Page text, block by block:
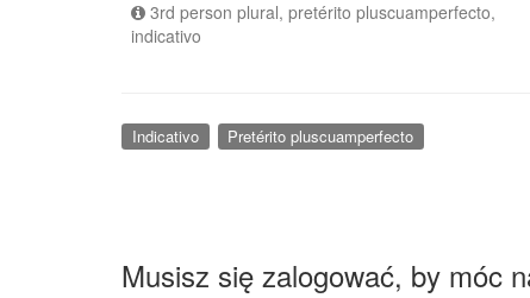
3rd person plural, pretérito pluscuamperfecto,
indicativo
Indicativo Pretérito pluscuamperfecto
Musisz się zalogować, by móc